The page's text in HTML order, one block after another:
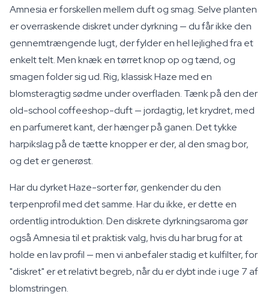
Amnesia er forskellen mellem duft og smag. Selve planten
er overraskende diskret under dyrkning — du får ikke den
gennemtrængende lugt, der fylder en hel lejlighed fra et
enkelt telt. Men knæk en tørret knop op og tænd, og
smagen folder sig ud. Rig, klassisk Haze med en
blomsteragtig sødme under overfladen. Tænk på den der
old-school coffeeshop-duft — jordagtig, let krydret, med
en parfumeret kant, der hænger på ganen. Det tykke
harpikslag på de tætte knopper er der, al den smag bor,
og det er generøst.
Har du dyrket Haze-sorter før, genkender du den
terpenprofil med det samme. Har du ikke, er dette en
ordentlig introduktion. Den diskrete dyrkningsaroma gør
også Amnesia til et praktisk valg, hvis du har brug for at
holde en lav profil — men vi anbefaler stadig et kulfilter, for
"diskret" er et relativt begreb, når du er dybt inde i uge 7 af
blomstringen.